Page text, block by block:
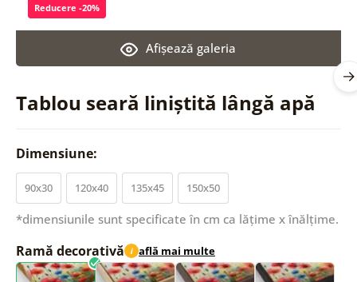
Tablou seară liniștită lângă apă
Afişează galeria
Reducere -20%
Dimensiune:
90x30 120x40 135x45 150x50
*dimensiunile sunt specificate în cm ca lățime x înălțime.
Ramă decorativă i află mai multe